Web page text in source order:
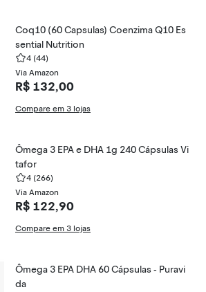
Coq10 (60 Capsulas) Coenzima Q10 Es
sential Nutrition
4 (44)
Via Amazon
R$ 132,00
Compare em 3 lojas
Ômega 3 EPA e DHA 1g 240 Cápsulas Vi
tafor
4 (266)
Via Amazon
R$ 122,90
Compare em 3 lojas
Ômega 3 EPA DHA 60 Cápsulas - Puravi
da